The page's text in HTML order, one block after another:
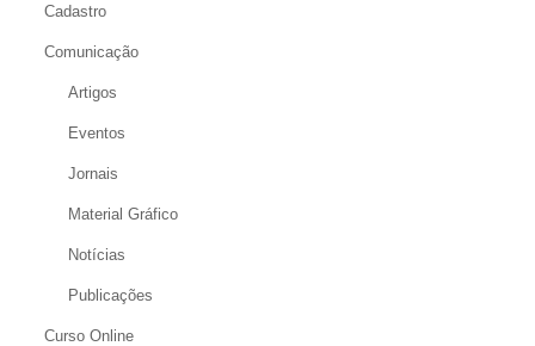
Cadastro
Comunicação
Artigos
Eventos
Jornais
Material Gráfico
Notícias
Publicações
Curso Online